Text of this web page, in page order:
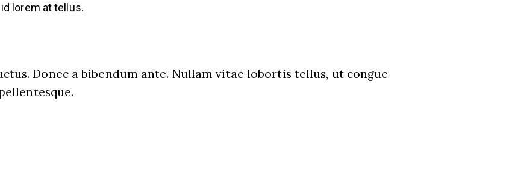
lorem at tellus.
Donec a bibendum ante. Nullam vitae lobortis tellus, ut congue